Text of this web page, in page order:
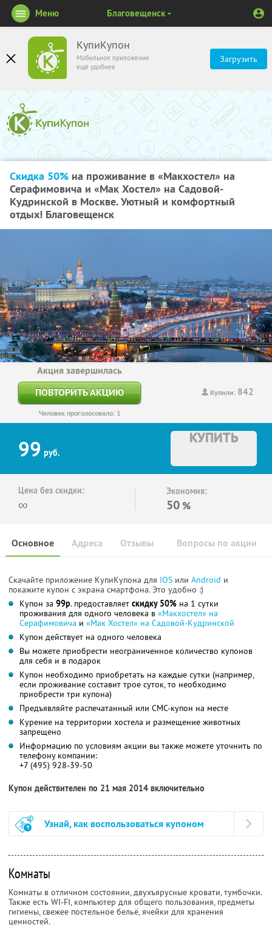
КупиКупон
Мобильное приложение
ещё удобнее
Загрузить
Меню Благовещенск
Скидка 50% на проживание в «Макхостел» на
Серафимовича и «Мак Хостел» на Садовой-
Кудринской в Москве. Уютный и комфортный
отдых! Благовещенск
Купили: 842
Акция завершилась
ПОВТОРИТЬ АКЦИЮ
Человек проголосовало: 1
99 руб.
КУПИТЬ
Цена без скидки:
∞
Экономия:
50 %
Основное Отзывы Вопросы по акции
Адреса
Скачайте приложение КупиКупона для IOS или Android и
покажите купон с экрана смартфона. Это удобно :)
Купон за 99р. предоставляет скидку 50% на 1 сутки
проживания для одного человека в «Макхостел» на
Серафимовича и «Мак Хостел» на Садовой-Кудринской
Купон действует на одного человека
Вы можете приобрести неограниченное количество купонов
для себя и в подарок
Купон необходимо приобретать на каждые сутки (например,
если проживание составит трое суток, то необходимо
приобрести три купона)
Предъявляйте распечатанный или СМС-купон на месте
Курение на территории хостела и размещение животных
запрещено
Информацию по условиям акции вы также можете уточнить по
телефону компании:
+7 (495) 928-39-50
Купон действителен по 21 мая 2014 включительно
Узнай, как воспользоваться купоном
Комнаты
Комнаты в отличном состоянии, двухъярусные кровати, тумбочки.
Также есть WI-FI, компьютер для общего пользования, предметы
гигиены, свежее постельное бельё, ячейки для хранения
ценностей.